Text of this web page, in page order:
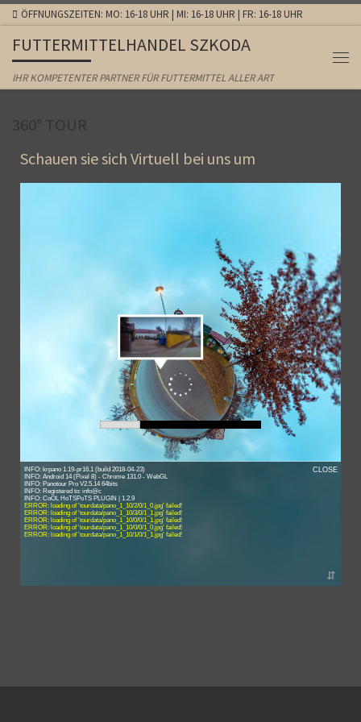
Zum Inhalt springen
ÖFFNUNGSZEITEN: MO: 16-18 UHR | MI: 16-18 UHR | FR: 16-18 UHR
FUTTERMITTELHANDEL SZKODA
IHR KOMPETENTER PARTNER FÜR FUTTERMITTEL ALLER ART
360° TOUR
Schauen sie sich Virtuell bei uns um